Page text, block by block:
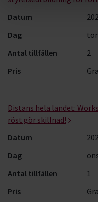
Datum
Dag
Antal tillfällen
2
Pris
Distans hela landet:
röst gör skillnad!
Datum
Dag
Antal tillfällen
1
Pris